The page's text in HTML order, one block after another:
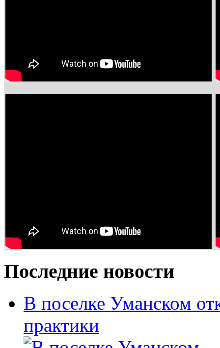
Последние новости
В поселке Уманском
практики